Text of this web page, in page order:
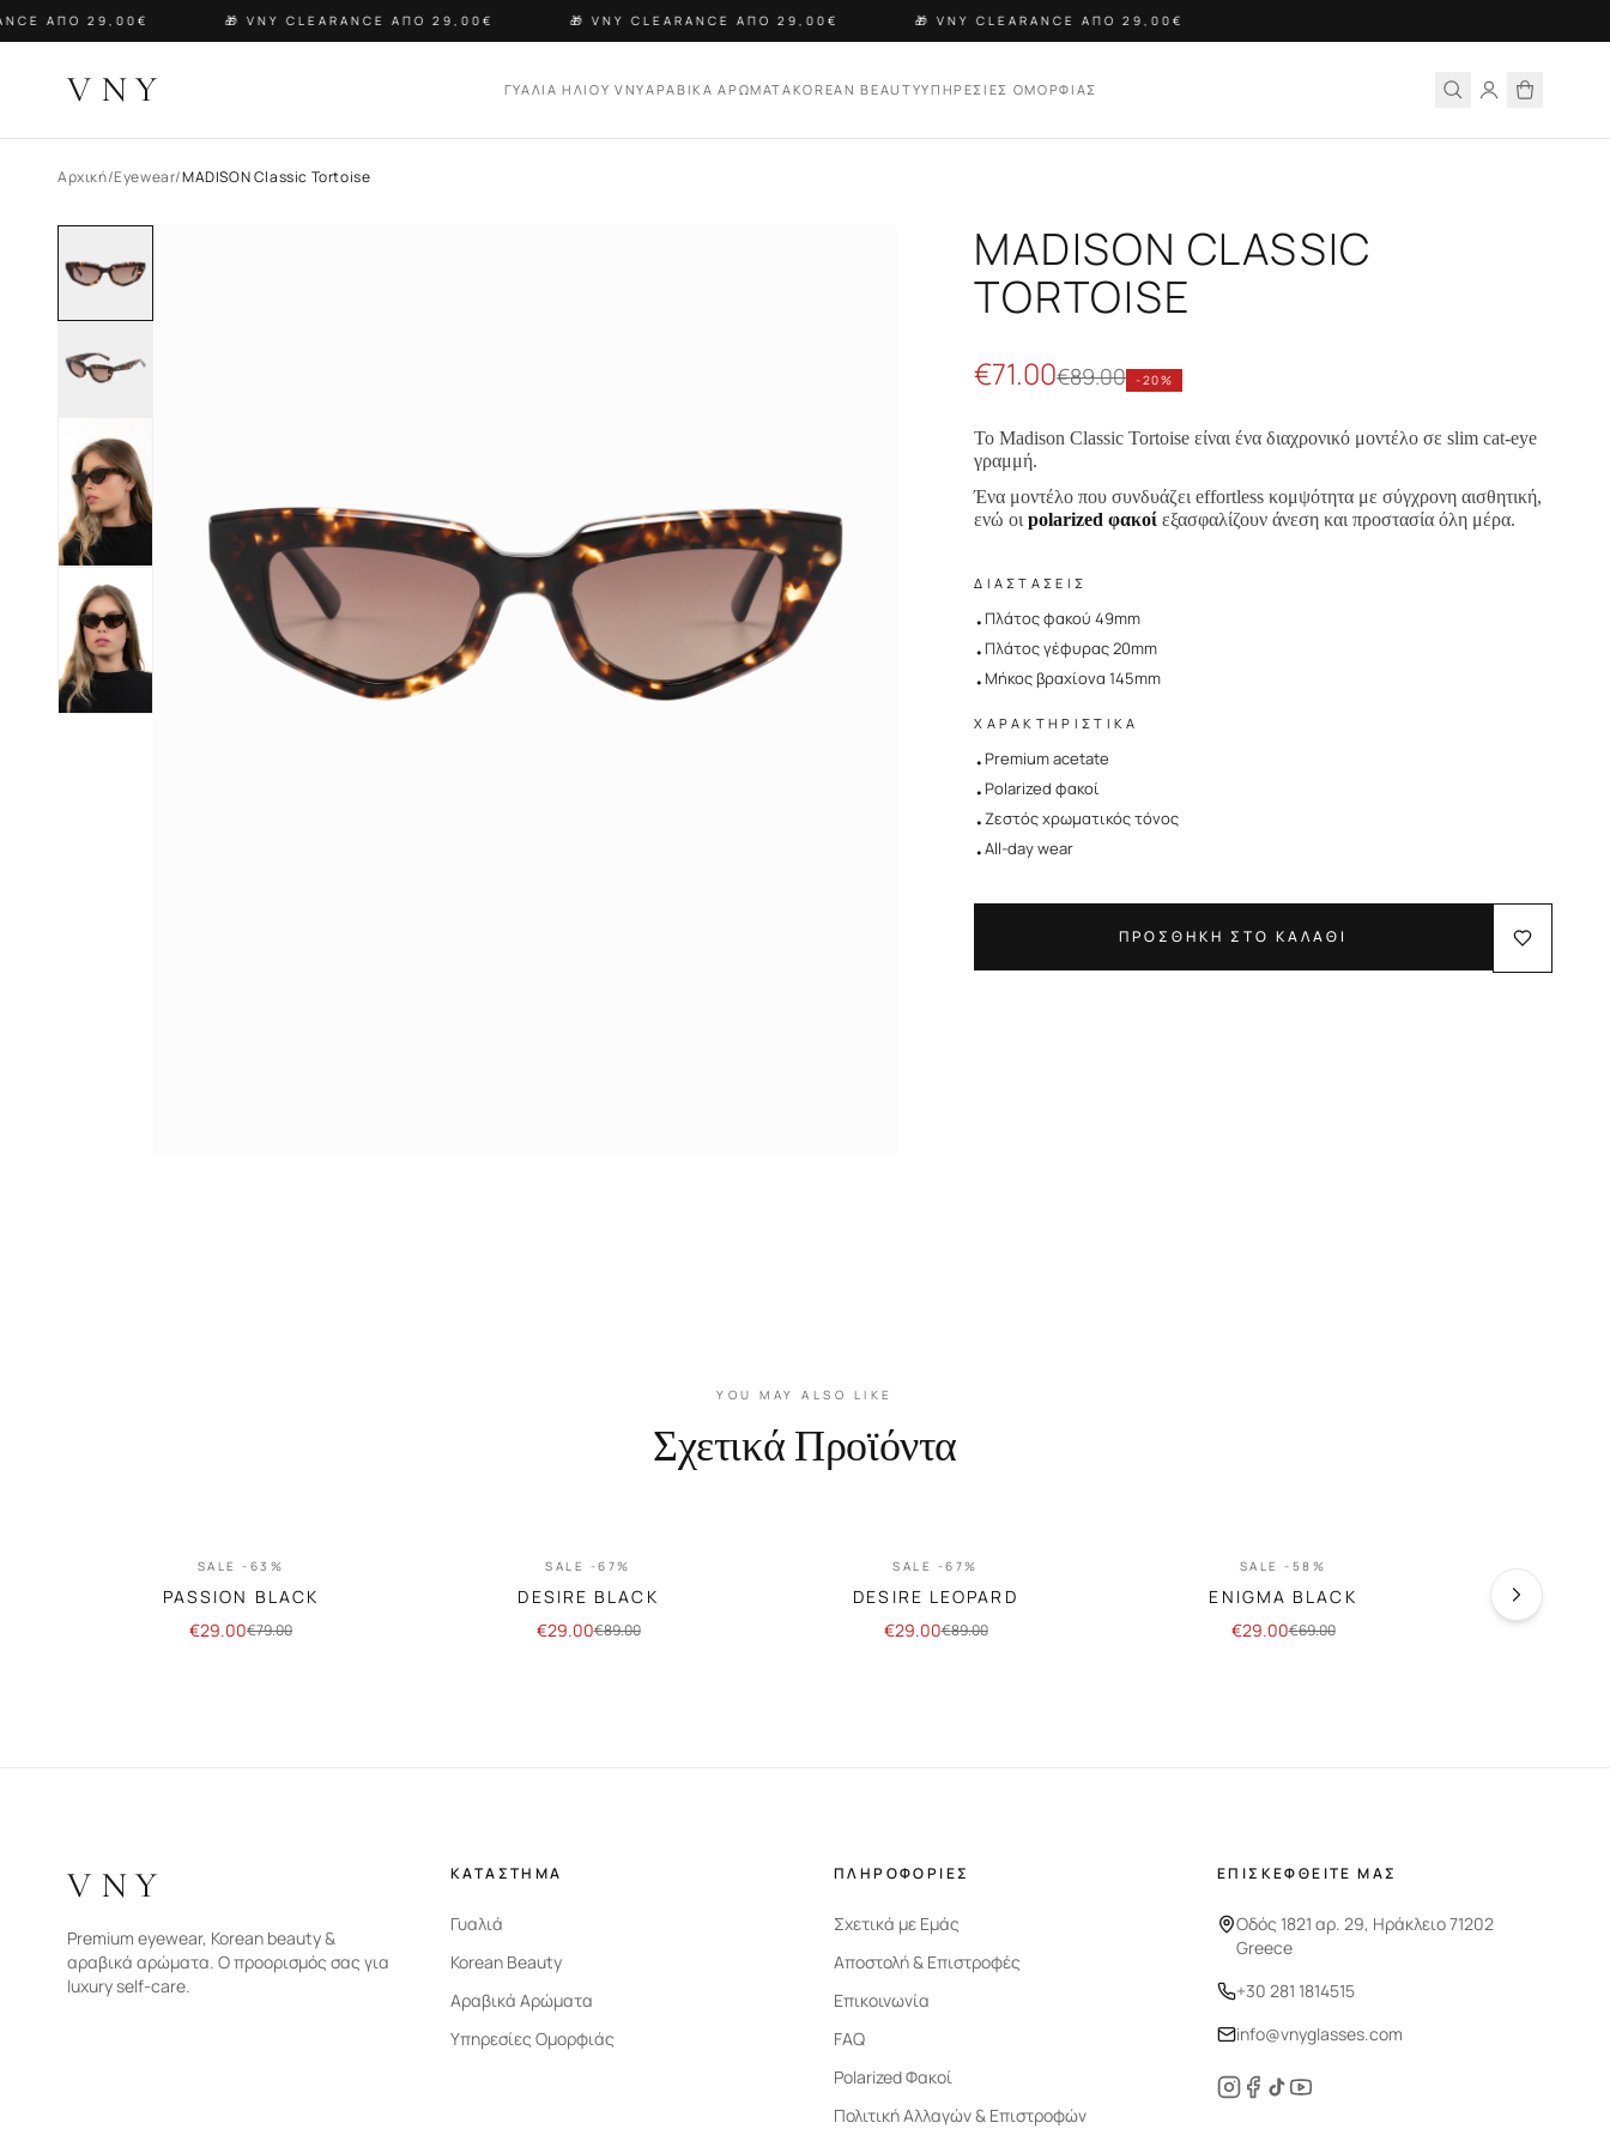
ΑΠΟ 29,00€ 🎁 VNY CLEARANCE ΑΠΟ 29,00€ 🎁 VNY CLEARANCE ΑΠΟ 29,00€ 🎁 VNY CLEARANCE ΑΠΟ 29,00€
VNY ΓΥΑΛΙΑ ΗΛΙΟΥ VNYΑΡΑΒΙΚΑ ΑΡΩΜΑΤΑKOREAN BEAUTYΥΠΗΡΕΣΙΕΣ ΟΜΟΡΦΙΑΣ
Αρχική/Eyewear/MADISON Classic Tortoise
MADISON CLASSIC
TORTOISE
€71.00€89.00 -20%
Το Madison Classic Tortoise είναι ένα διαχρονικό μοντέλο σε slim cat-eye
γραμμή.
Ένα μοντέλο που συνδυάζει effortless κομψότητα με σύγχρονη αισθητική,
ενώ οιpolarized φακοί εξασφαλίζουν άνεση και προστασία όλη μέρα.
ΔΙΑΣΤΑΣΕΙΣ
• Πλάτος φακού 49mm
• Πλάτος γέφυρας 20mm
• Μήκος βραχίονα 145mm
ΧΑΡΑΚΤΗΡΙΣΤΙΚΑ
• Premium acetate
• Polarized φακοί
•Ζεστός χρωματικός τόνος
•All-day wear
ΠΡΟΣΘΗΚΗ ΣΤΟ ΚΑΛΑΘΙ
YOU MAY ALSO LIKE
Σχετικά Προϊόντα
SALE -63%
PASSION BLACK
€29.00€79.00
SALE -67%
DESIRE BLACK
€29.00€89.00
SALE -67%
DESIRE LEOPARD
€29.00€89.00
SALE -58%
ENIGMA BLACK
€29.00€69.00
VNY
Premium eyewear, Korean beauty &
αραβικά αρώματα. Ο προορισμός σας για
luxury self-care.
ΚΑΤΑΣΤΗΜΑ
Γυαλιά
Korean Beauty
Αραβικά Αρώματα
Υπηρεσίες Ομορφιάς
ΠΛΗΡΟΦΟΡΙΕΣ
Σχετικά με Εμάς
Αποστολή & Επιστροφές
Επικοινωνία
FAQ
Polarized Φακοί
Πολιτική Αλλαγών & Επιστροφών
ΕΠΙΣΚΕΦΘΕΙΤΕ ΜΑΣ
Οδός 1821 αρ. 29, Ηράκλειο 71202
Greece
+30 281 1814515
info@vnyglasses.com